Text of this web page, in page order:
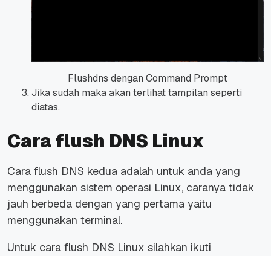
Flushdns dengan Command Prompt
Jika sudah maka akan terlihat tampilan seperti
diatas.
Cara flush DNS Linux
Cara flush DNS kedua adalah untuk anda yang
menggunakan sistem operasi Linux, caranya tidak
jauh berbeda dengan yang pertama yaitu
menggunakan terminal.
Untuk cara flush DNS Linux silahkan ikuti